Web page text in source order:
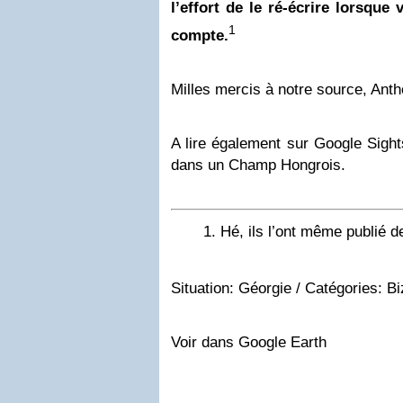
l’effort de le ré-écrire lorsque
compte.1
Milles mercis à notre source,
A lire également sur Google
dans un Champ Hongrois.
Hé, ils l’ont même publié
Situation: Géorgie / Catégories:
Voir dans Google Earth